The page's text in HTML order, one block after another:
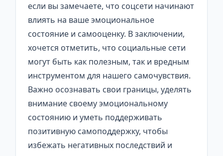
если вы замечаете, что соцсети начинают
влиять на ваше эмоциональное
состояние и самооценку. В заключении,
хочется отметить, что социальные сети
могут быть как полезным, так и вредным
инструментом для нашего самочувствия.
Важно осознавать свои границы, уделять
внимание своему эмоциональному
состоянию и уметь поддерживать
позитивную самоподдержку, чтобы
избежать негативных последствий и